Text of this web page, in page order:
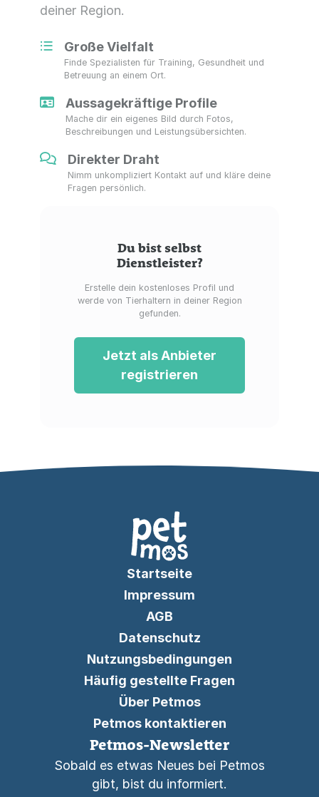
deiner Region.
Große Vielfalt
Finde Spezialisten für Training, Gesundheit und
Betreuung an einem Ort.
Aussagekräftige Profile
Mache dir ein eigenes Bild durch Fotos,
Beschreibungen und Leistungsübersichten.
Direkter Draht
Nimm unkompliziert Kontakt auf und kläre deine
Fragen persönlich.
Du bist selbst
Dienstleister?
Erstelle dein kostenloses Profil und
werde von Tierhaltern in deiner Region
gefunden.
Jetzt als Anbieter
registrieren
Startseite
Impressum
AGB
Datenschutz
Nutzungsbedingungen
Häufig gestellte Fragen
Über Petmos
Petmos kontaktieren
Petmos-Newsletter
Sobald es etwas Neues bei Petmos
gibt, bist du informiert.